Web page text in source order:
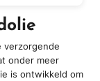
verzorgende
onder meer
is ontwikkeld om